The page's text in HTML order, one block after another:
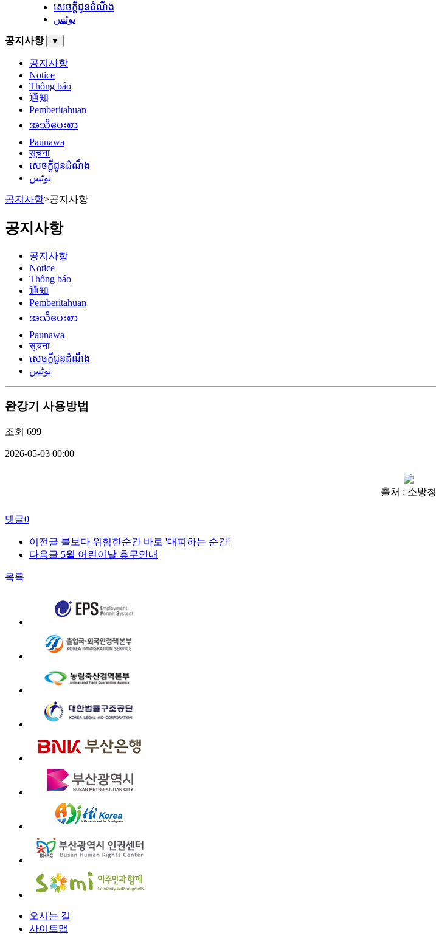
សេចក្តីជូនដំណឹង
نوٹس
공지사항 ▼
공지사항
Notice
Thông báo
通知
Pemberitahuan
အသိပေးစာ
Paunawa
सूचना
សេចក្តីជូនដំណឹង
نوٹس
공지사항>공지사항
공지사항
공지사항
Notice
Thông báo
通知
Pemberitahuan
အသိပေးစာ
Paunawa
सूचना
សេចក្តីជូនដំណឹង
نوٹس
완강기 사용방법
조회 699
2026-05-03 00:00
출처 : 소방청
댓글0
이전글 불보다 위험한순간 바로 '대피하는 순간'
다음글 5월 어린이날 휴무안내
목록
오시는 길
사이트맵